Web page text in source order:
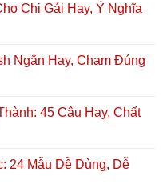
Chị Gái Hay, Ý Nghĩa
Ngắn Hay, Chạm Đúng
45 Câu Hay, Chất
24 Mẫu Dễ Dùng, Dễ